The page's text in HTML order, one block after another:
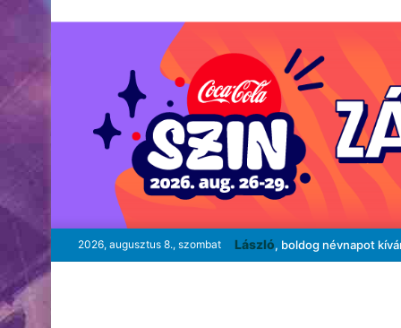
2026, augusztus 8., szombat László, boldog névnapot